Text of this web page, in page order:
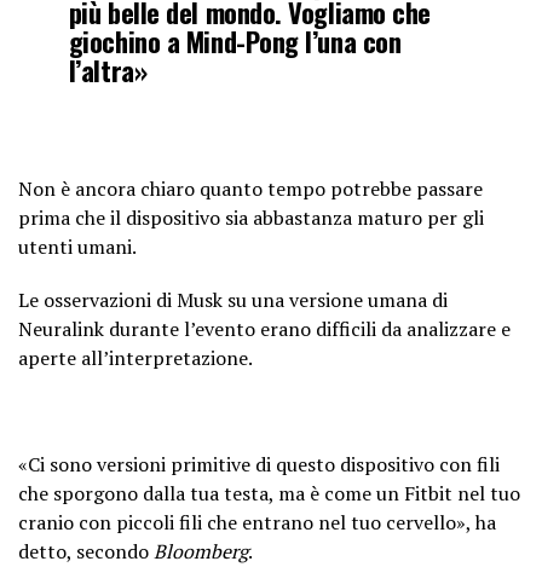
più belle del mondo. Vogliamo che
giochino a Mind-Pong l’una con
l’altra»
Non è ancora chiaro quanto tempo potrebbe passare
prima che il dispositivo sia abbastanza maturo per gli
utenti umani.
Le osservazioni di Musk su una versione umana di
Neuralink durante l’evento erano difficili da analizzare e
aperte all’interpretazione.
«Ci sono versioni primitive di questo dispositivo con fili
che sporgono dalla tua testa, ma è come un Fitbit nel tuo
cranio con piccoli fili che entrano nel tuo cervello», ha
detto, secondoBloomberg.